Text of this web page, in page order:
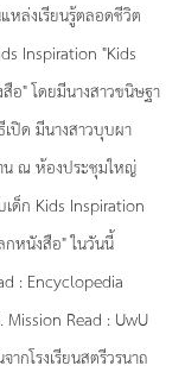
หล่งเรียนรู้ตลอดชีวิต
Inspiration "Kids
อ" โดยมีนางสาวขนิษฐา
ปิด มีนางสาวบุบผา
น ณ ห้องประชุมใหญ่
ด็ก Kids Inspiration
กหนังสือ" ในวันนี้
: Encyclopedia
Read : UwU
กโรงเรียนสตรีวรนาถ